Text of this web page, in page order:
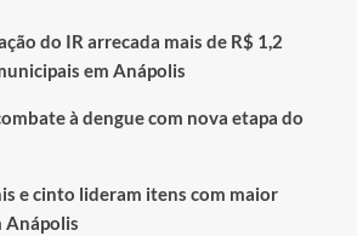
do IR arrecada mais de R$ 1,2
em Anápolis
à dengue com nova etapa do
e cinto lideram itens com maior
Anápolis